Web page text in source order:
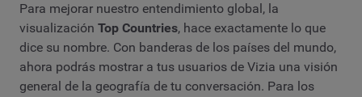
Para mejorar nuestro entendimiento global, la
visualización Top Countries, hace exactamente lo que
dice su nombre. Con banderas de los países del mundo,
ahora podrás mostrar a tus usuarios de Vizia una visión
general de la geografía de tu conversación. Para los